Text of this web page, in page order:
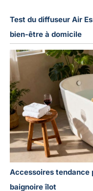
Test du diffuseur Air
bien-être à domicile
Accessoires tendance
baignoire îlot